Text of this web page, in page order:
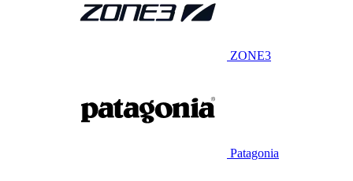
ZONE3
Patagonia